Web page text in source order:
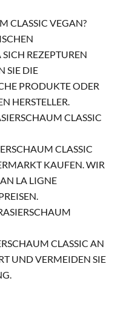
CLASSIC VEGAN?
REZEPTUREN
SIE DIE
PRODUKTE ODER
HERSTELLER.
CLASSIC
CLASSIC
KAUFEN. WIR
LA LIGNE P
CLASSIC AN
UND VERMEIDEN SIE